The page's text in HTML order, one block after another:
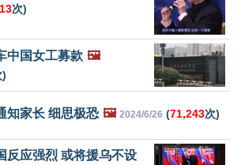
次)
中国女工募款 🖼️
)
知家长 细思极恐 🖼️ 2024/6/26 (71,243次)
反应强烈 或将援乌不设